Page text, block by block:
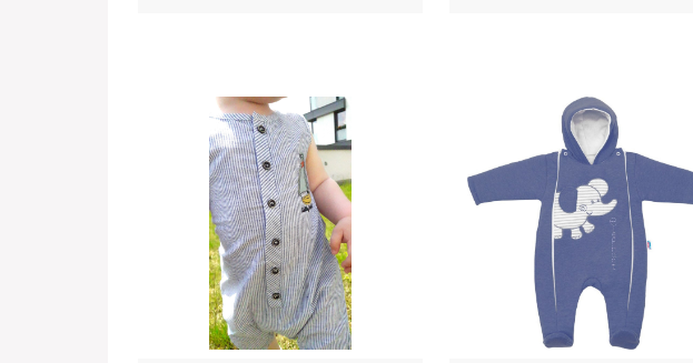
Detail produktu Detail produktu